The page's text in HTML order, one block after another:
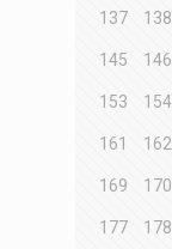
137 138
145 146
153 154
161 162
169 170
177 178